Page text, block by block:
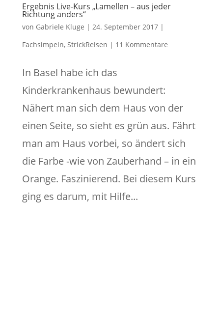
Ergebnis Live-Kurs „Lamellen – aus jeder
Richtung anders“
von Gabriele Kluge | 24. September 2017|
Fachsimpeln, StrickReisen | 11 Kommentare
In Basel habe ich das
Kinderkrankenhaus bewundert:
Nähert man sich dem Haus von der
einen Seite, so sieht es grün aus. Fährt
man am Haus vorbei, so ändert sich
die Farbe -wie von Zauberhand – in ein
Orange. Faszinierend. Bei diesem Kurs
ging es darum, mit Hilfe...